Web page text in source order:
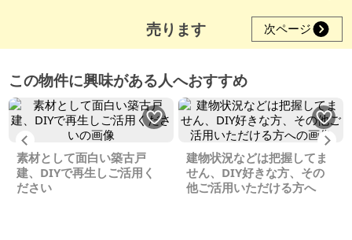
売ります 次ページ
この物件に興味がある人へおすすめ
Previous
素材として面白い築古戸
建、DIYで再生しご活用く
ださい
建物状況などは把握してま
せん、DIY好きな方、その
他ご活用いただける方へ